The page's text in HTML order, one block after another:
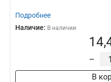
Подробнее
Наличие: В наличии
–
В